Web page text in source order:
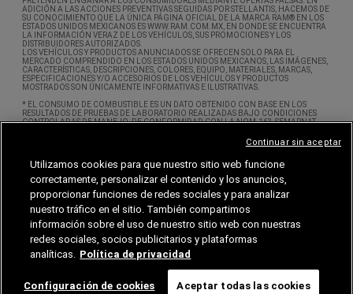
ADICIÓN A LAS ACCIONES PREVENTIVAS SEGUIDAS POR STELLANTIS, HACEMOS DE
SU CONOCIMIENTO QUE LA ÚNICA PÁGINA OFICIAL DE LA MARCA RAM® EN LOS
ESTADOS UNIDOS MEXICANOS ES WWW.RAM.COM.MX, EN DONDE SE ENCUENTRA
LA INFORMACIÓN VERAZ DE LOS VEHÍCULOS, SUS PROMOCIONES Y LOS
DISTRIBUIDORES AUTORIZADOS.
LOS VEHÍCULOS Y PRODUCTOS ANUNCIADOS SE OFRECEN SOLO PARA EL
MERCADO COMPRENDIDO EN LOS ESTADOS UNIDOS MEXICANOS, LAS IMÁGENES,
CARACTERÍSTICAS, DESCRIPCIONES, COLORES, EQUIPO, MATERIALES, MARCAS,
ESPECIFICACIONES Y/O ACCESORIOS DE LOS VEHÍCULOS Y PRODUCTOS
MOSTRADOS SON ÚNICAMENTE INFORMATIVAS E ILUSTRATIVAS.
* EL CONSUMO DE COMBUSTIBLE ES UN DATO OBTENIDO CON BASE EN LOS
RESULTADOS DE PRUEBAS DE LABORATORIO REALIZADAS BAJO CONDICIONES
CONTROLADAS DE MANEJO, DE CONFORMIDAD CON LA NOM-163-SEMARNAT-
AQUELLAS SUJETAS A VARIABLES QUE PUEDAN AFECTAR EL RENDIMIENTO DE
COMBUSTIBLE TALES COMO LA ALTITUD, LA TEMPERATURA AMBIENTE,
ESTE SITIO OBTIENE DATOS PERSONALES A TRAVÉS DE COOKIES Y WEB BEACONS. SI
DESEA SABER MÁS ACERCA DE CÓMO PODRÍA INHABILITAR LAS COOKIES, POR
FAVOR CONSULTE NUESTRO ÚLTIMO AVISO DE PRIVACIDAD. ASIMISMO LE
RECOMENDAMOS REVISAR LAS ACTUALIZACIONES REALIZADAS A NUESTRO AVISO
DE PRIVACIDAD PUBLICADAS EL DÍA 1 DE MARZO DE 2026.
© 2026 STELLANTIS MÉXICO, S.A. DE C.V. TODOS LOS DERECHOS RESERVADOS.
CHRYSLER®, DODGE®, JEEP®, RAM® Y MOPAR® SON MARCAS REGISTRADAS DE FCA
US LLC. LAS MARCAS ALFA ROMEO® Y FIAT® SON MARCAS REGISTRADAS BAJO
LICENCIA DE FCA GROUP MARKETING S.P.A. Y SE ENCUENTRAN LICENCIADAS EN
FAVOR DE STELLANTIS MÉXICO, S.A. DE C.V. LAS DEMÁS MARCAS REGISTRADAS SON
PROPIEDAD DE SUS RESPECTIVOS TITULARES.
Utilizamos cookies para que nuestro sitio web funcione
correctamente, personalizar el contenido y los anuncios,
proporcionar funciones de redes sociales y para analizar
nuestro tráfico en el sitio. También compartimos
información sobre el uso de nuestro sitio web con nuestras
redes sociales, socios publicitarios y plataformas
analíticas. Política de privacidad
Configuración de cookies Aceptar todas las cookies
Continuar sin aceptar